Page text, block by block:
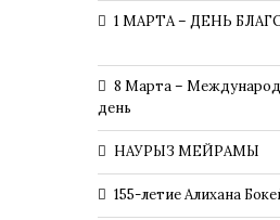
1 МАРТА – ДЕНЬ
8 Марта –
день
НАУРЫЗ МЕЙРАМЫ
155-летие Алихана